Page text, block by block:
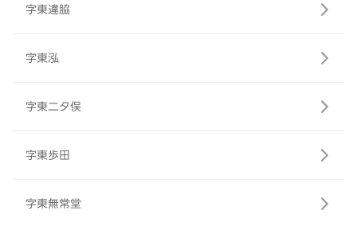
字東違脇
字東泓
字東二タ俣
字東歩田
字東無常堂